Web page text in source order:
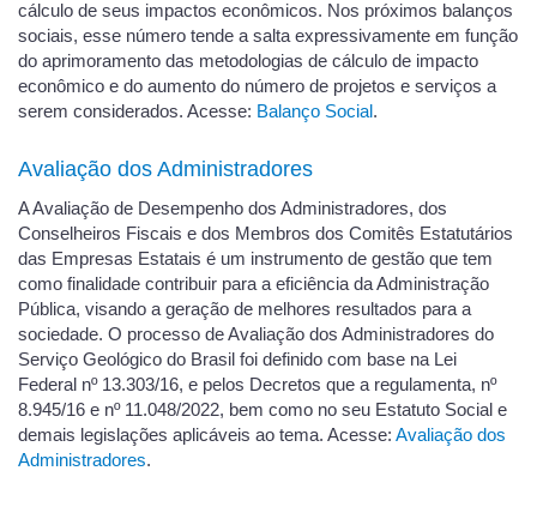
cálculo de seus impactos econômicos. Nos próximos balanços
sociais, esse número tende a salta expressivamente em função
do aprimoramento das metodologias de cálculo de impacto
econômico e do aumento do número de projetos e serviços a
serem considerados. Acesse: Balanço Social .
Avaliação dos Administradores
A Avaliação de Desempenho dos Administradores, dos
Conselheiros Fiscais e dos Membros dos Comitês Estatutários
das Empresas Estatais é um instrumento de gestão que tem
como finalidade contribuir para a eficiência da Administração
Pública, visando a geração de melhores resultados para a
sociedade. O processo de Avaliação dos Administradores do
Serviço Geológico do Brasil foi definido com base na Lei
Federal nº 13.303/16, e pelos Decretos que a regulamenta, nº
8.945/16 e nº 11.048/2022, bem como no seu Estatuto Social e
demais legislações aplicáveis ao tema. Acesse: Avaliação dos
Administradores.